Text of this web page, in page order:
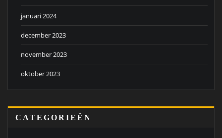
januari 2024
december 2023
november 2023
oktober 2023
CATEGORIEËN